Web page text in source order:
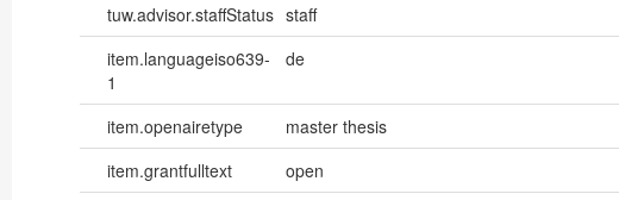
tuw.advisor.staffStatus staff
item.languageiso639-
1
de
item.openairetype master thesis
item.grantfulltext
open